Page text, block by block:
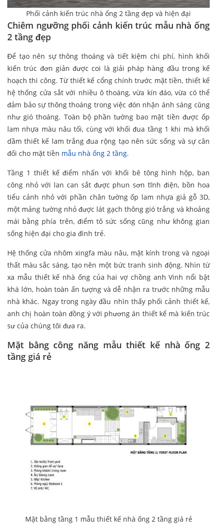
Phối cảnh kiến trúc nhà ống 2 tầng đẹp và hiện đại
Chiêm ngưỡng phối cảnh kiến trúc mẫu nhà ống
2 tầng đẹp
Để tạo nên sự thông thoáng và tiết kiệm chi phí, hình khối
kiến trúc đơn giản được coi là giải pháp hàng đầu trong kế
hoạch thi công. Từ thiết kế cổng chính trước mặt tiền, thiết kế
hệ thống cửa sắt với nhiều ô thoáng, vừa kín đáo, vừa có thể
đảm bảo sự thông thoáng trong việc đón nhận ánh sáng cũng
như gió thoáng. Toàn bộ phần tường bao mặt tiền được ốp
lam nhựa màu nâu tối, cùng với khối đua tầng 1 khi mà khối
dầm thiết kế lam trắng đua rộng tạo nên sức sống và sự cân
đối cho mặt tiền mẫu nhà ống 2 tầng.
Tầng 1 thiết kế điểm nhấn với khối bê tông hình hộp, ban
công nhỏ với lan can sắt được phun sơn tĩnh điện, bồn hoa
tiểu cảnh nhỏ với phần chân tường ốp lam nhựa giả gỗ 3D,
một mảng tường nhỏ được lát gạch thông gió trắng và khoảng
mái bằng phía trên, điểm tô sức sống cũng như không gian
sống hiện đại cho gia đình trẻ.
Hệ thống cửa nhôm xingfa màu nâu, mặt kính trong và ngoại
thất màu sắc sáng, tạo nên một bức tranh sinh động. Nhìn từ
xa mẫu thiết kế nhà ống của hai vợ chồng anh Vinh nổi bật
khá lớn, hoàn toàn ấn tượng và dễ nhận ra trước những mẫu
nhà khác. Ngay trong ngày đầu nhìn thấy phối cảnh thiết kế,
anh chị hoàn toàn đồng ý với phương án thiết kế mà kiến trúc
sư của chúng tôi đưa ra.
Mặt bằng công năng mẫu thiết kế nhà ống 2
tầng giá rẻ
Mặt bằng tầng 1 mẫu thiết kế nhà ống 2 tầng giá rẻ